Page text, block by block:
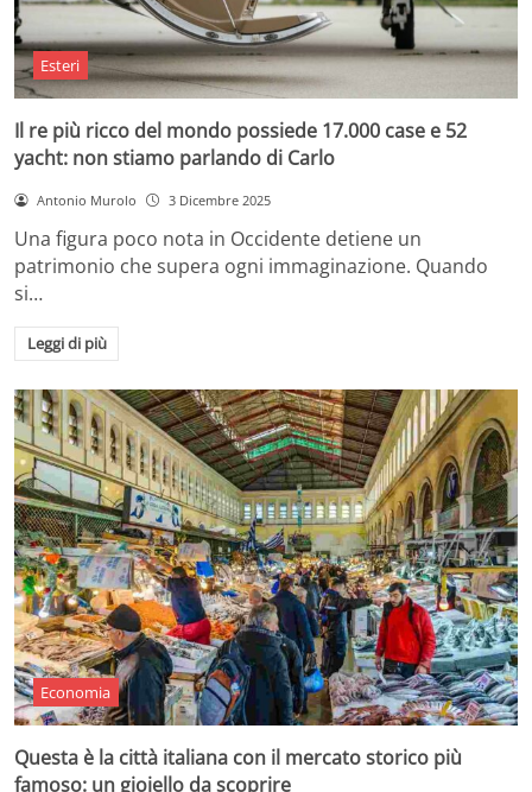
Esteri
Il re più ricco del mondo possiede 17.000 case e 52
yacht: non stiamo parlando di Carlo
Antonio Murolo 3 Dicembre 2025
Una figura poco nota in Occidente detiene un
patrimonio che supera ogni immaginazione. Quando
si…
Leggi di più
Economia
Questa è la città italiana con il mercato storico più
famoso: un gioiello da scoprire